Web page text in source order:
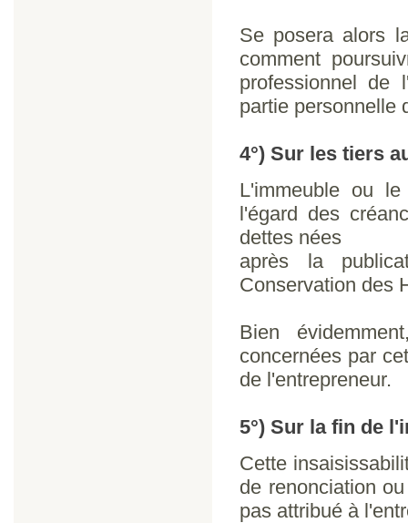
Se posera alors
comment
professionnel de
partie personnelle
4°) Sur les tiers
L'immeuble ou
l'égard des
dettes nées
après la
Conservation des
Bien
concernées par
de l'entrepreneur.
5°) Sur la fin de
Cette
de renonciation
pas attribué à